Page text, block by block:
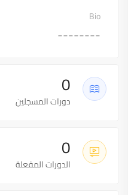
Bio
________
0
دورات المسجلين
0
الدورات المفعلة